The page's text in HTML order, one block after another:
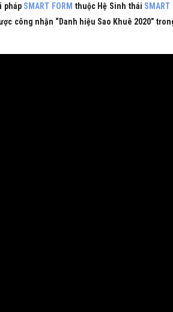
pháp SMART FORM thuộc Hệ Sinh thái SMART
công nhận “Danh hiệu Sao Khuê 2020”